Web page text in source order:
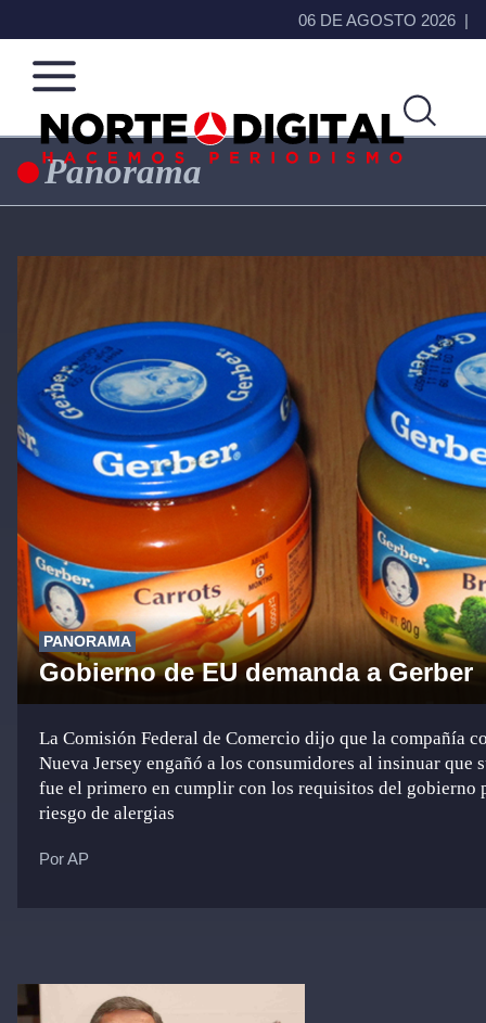
06 DE AGOSTO 2026
Norte
Más
noticias,
Panorama
PANORAMA
Gobierno de EU demanda a Gerber
La Comisión Federal de Comercio dijo que la compañía
Nueva Jersey engañó a los consumidores al insinuar que
fue el primero en cumplir con los requisitos del gobierno
riesgo de alergias
Por AP